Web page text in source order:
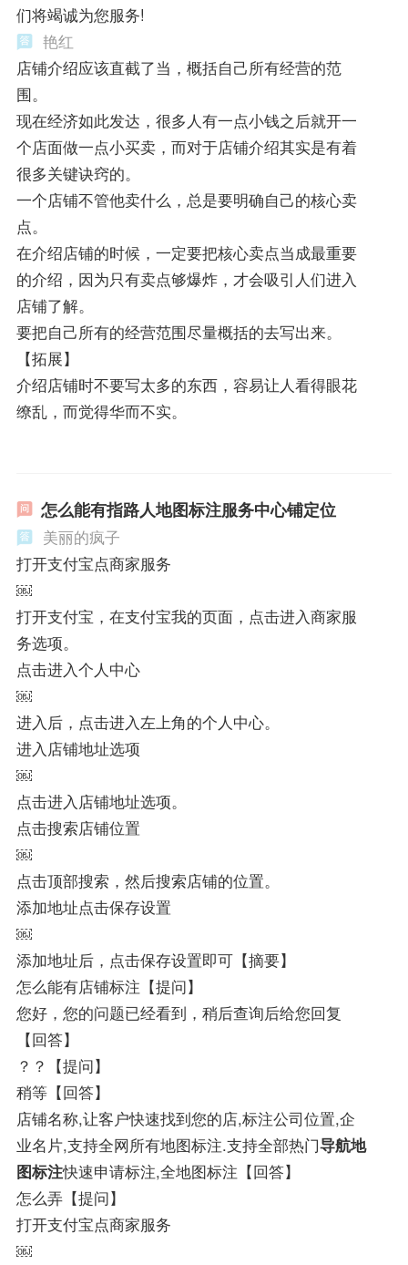
们将竭诚为您服务!
艳红
店铺介绍应该直截了当，概括自己所有经营的范
围。
现在经济如此发达，很多人有一点小钱之后就开一
个店面做一点小买卖，而对于店铺介绍其实是有着
很多关键诀窍的。
一个店铺不管他卖什么，总是要明确自己的核心卖
点。
在介绍店铺的时候，一定要把核心卖点当成最重要
的介绍，因为只有卖点够爆炸，才会吸引人们进入
店铺了解。
要把自己所有的经营范围尽量概括的去写出来。
【拓展】
介绍店铺时不要写太多的东西，容易让人看得眼花
缭乱，而觉得华而不实。
怎么能有指路人地图标注服务中心铺定位
美丽的疯子
打开支付宝点商家服务
￼
打开支付宝，在支付宝我的页面，点击进入商家服
务选项。
点击进入个人中心
￼
进入后，点击进入左上角的个人中心。
进入店铺地址选项
￼
点击进入店铺地址选项。
点击搜索店铺位置
￼
点击顶部搜索，然后搜索店铺的位置。
添加地址点击保存设置
￼
添加地址后，点击保存设置即可【摘要】
怎么能有店铺标注【提问】
您好，您的问题已经看到，稍后查询后给您回复
【回答】
？？【提问】
稍等【回答】
店铺名称,让客户快速找到您的店,标注公司位置,企
业名片,支持全网所有地图标注.支持全部热门导航地
图标注快速申请标注,全地图标注【回答】
怎么弄【提问】
打开支付宝点商家服务
￼